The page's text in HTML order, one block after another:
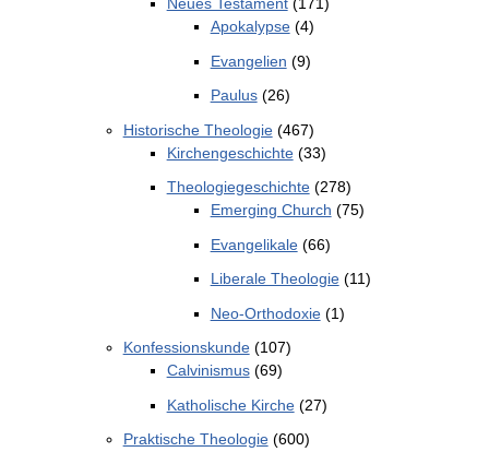
Neues Testament(171)
Apokalypse(4)
Evangelien (9)
Paulus(26)
Historische Theologie(467)
Kirchengeschichte(33)
Theologiegeschichte(278)
Emerging Church (75)
Evangelikale(66)
Liberale Theologie(11)
Neo-Orthodoxie(1)
Konfessionskunde(107)
Calvinismus(69)
Katholische Kirche(27)
Praktische Theologie(600)